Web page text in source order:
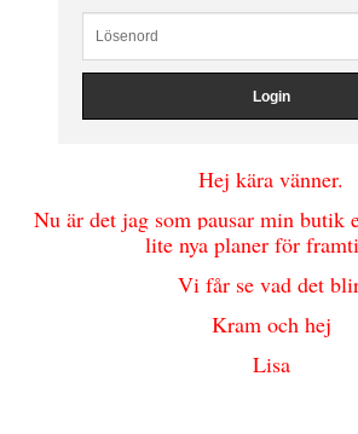
Hej kära vänner.
Nu är det jag som pausar min butik
lite nya planer för
Vi får se vad det
Kram och hej
Lisa